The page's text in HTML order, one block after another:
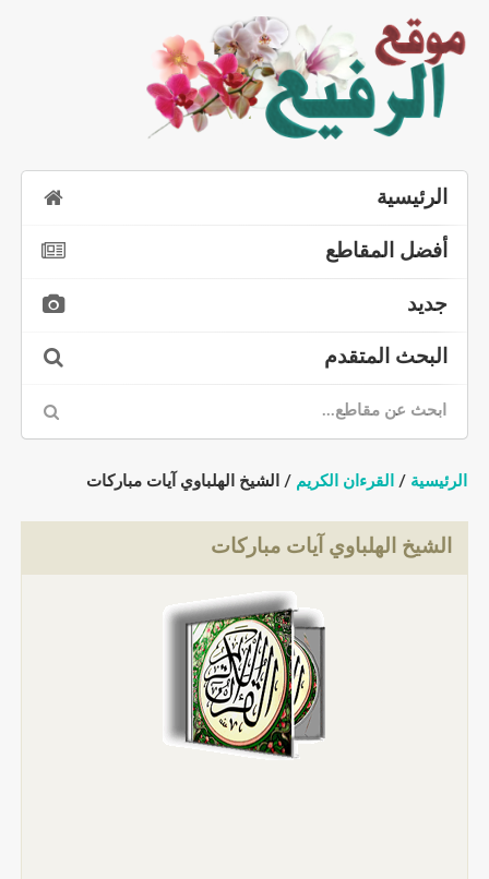
الرئيسية
أفضل المقاطع
جديد
البحث المتقدم
الرئيسية / القرءان الكريم / الشيخ الهلباوي آيات مباركات
الشيخ الهلباوي آيات مباركات